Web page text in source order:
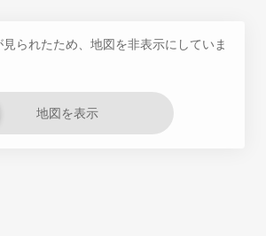
られたため、地図を非表示にしていま
地図を表示